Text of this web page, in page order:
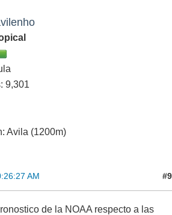
9,301
Avila (1200m)
AM #9
de la NOAA respecto a las